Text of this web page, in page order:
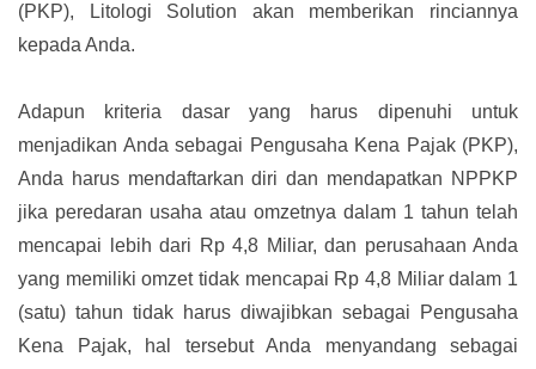
(PKP), Litologi Solution akan memberikan rinciannya
kepada Anda.
Adapun kriteria dasar yang harus dipenuhi untuk
menjadikan Anda sebagai Pengusaha Kena Pajak (PKP),
Anda harus mendaftarkan diri dan mendapatkan NPPKP
jika peredaran usaha atau omzetnya dalam 1 tahun telah
mencapai lebih dari Rp 4,8 Miliar, dan perusahaan Anda
yang memiliki omzet tidak mencapai Rp 4,8 Miliar dalam 1
(satu) tahun tidak harus diwajibkan sebagai Pengusaha
Kena Pajak, hal tersebut Anda menyandang sebagai